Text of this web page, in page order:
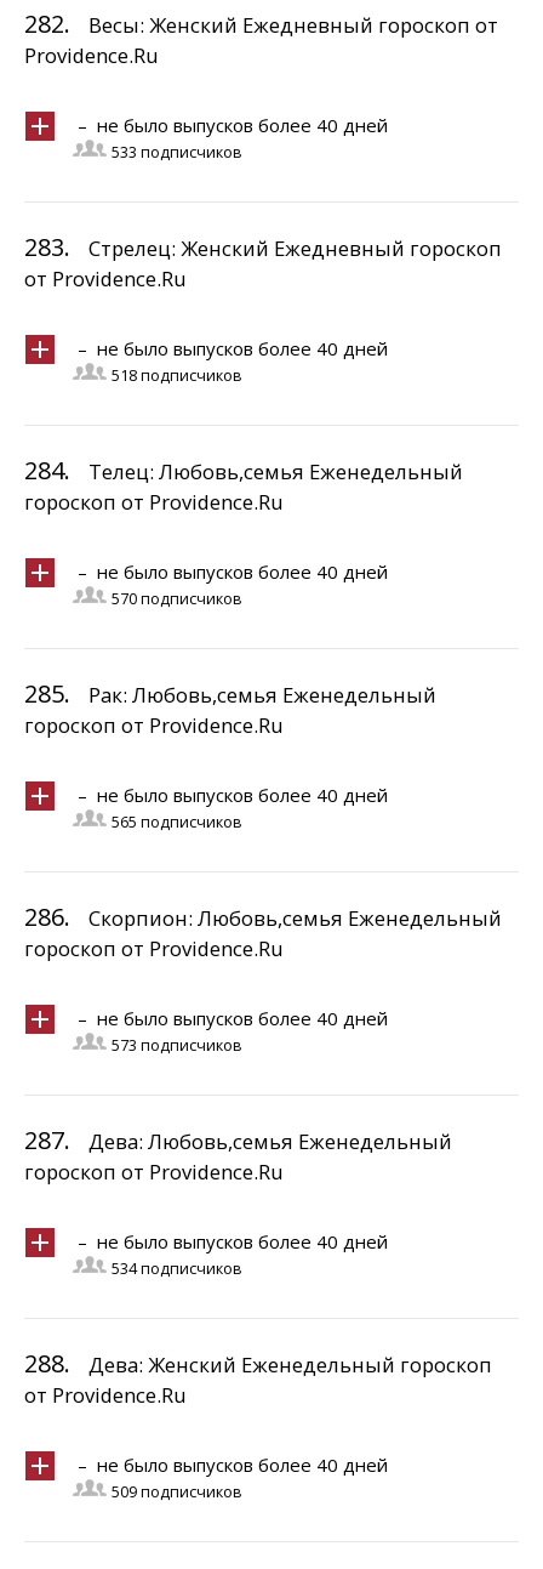
282.
Весы: Женский Ежедневный гороскоп от
Providence.Ru
– не было выпусков более 40 дней
533 подписчиков
283.
Стрелец: Женский Ежедневный гороскоп
от Providence.Ru
– не было выпусков более 40 дней
518 подписчиков
284.
Телец: Любовь,семья Еженедельный
гороскоп от Providence.Ru
– не было выпусков более 40 дней
570 подписчиков
285.
Рак: Любовь,семья Еженедельный
гороскоп от Providence.Ru
– не было выпусков более 40 дней
565 подписчиков
286.
Скорпион: Любовь,семья Еженедельный
гороскоп от Providence.Ru
– не было выпусков более 40 дней
573 подписчиков
287.
Дева: Любовь,семья Еженедельный
гороскоп от Providence.Ru
– не было выпусков более 40 дней
534 подписчиков
288.
Дева: Женский Еженедельный гороскоп
от Providence.Ru
– не было выпусков более 40 дней
509 подписчиков